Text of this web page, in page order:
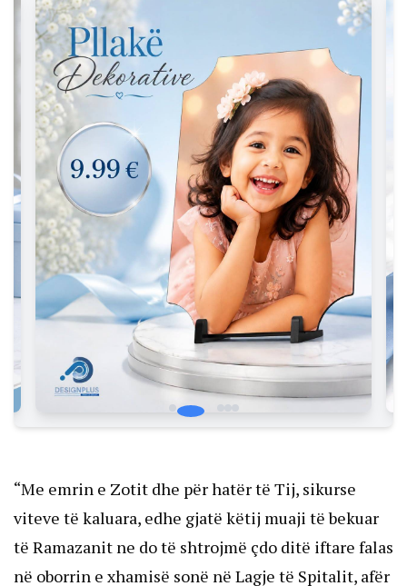
“Me emrin e Zotit dhe për hatër të Tij, sikurse
viteve të kaluara, edhe gjatë këtij muaji të bekuar
të Ramazanit ne do të shtrojmë çdo ditë iftare falas
në oborrin e xhamisë sonë në Lagje të Spitalit, afër